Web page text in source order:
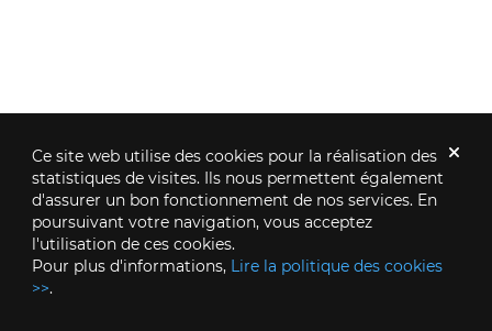
Ce site web utilise des cookies pour la réalisation des
statistiques de visites. Ils nous permettent également
d'assurer un bon fonctionnement de nos services. En
poursuivant votre navigation, vous acceptez
l'utilisation de ces cookies.
Pour plus d'informations, Lire la politique des cookies
>>.